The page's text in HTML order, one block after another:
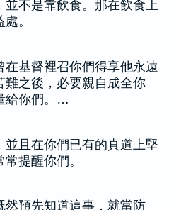
並不是靠飲食。那在飲食上
。
基督裡召你們得享他永遠
難之後，必要親自成全你
給你們。…
並且在你們已有的真道上堅
提醒你們。
然預先知道這事，就當防